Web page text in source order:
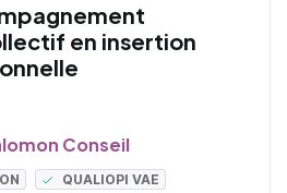
en insertion
Conseil
QUALIOPI VAE